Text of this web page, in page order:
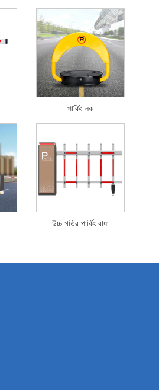
পার্কিং লক
উচ্চ গতির পার্কিং বাধা